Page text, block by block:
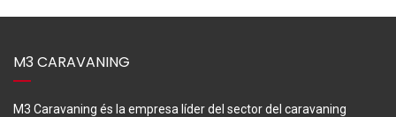
M3 CARAVANING
M3 Caravaning és la empresa líder del sector del caravaning